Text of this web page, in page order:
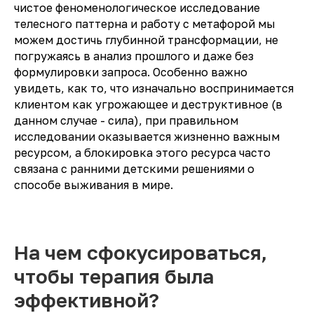
чистое феноменологическое исследование
телесного паттерна и работу с метафорой мы
можем достичь глубинной трансформации, не
погружаясь в анализ прошлого и даже без
формулировки запроса. Особенно важно
увидеть, как то, что изначально воспринимается
клиентом как угрожающее и деструктивное (в
данном случае - сила), при правильном
исследовании оказывается жизненно важным
ресурсом, а блокировка этого ресурса часто
связана с ранними детскими решениями о
способе выживания в мире.
На чем сфокусироваться,
чтобы терапия была
эффективной?